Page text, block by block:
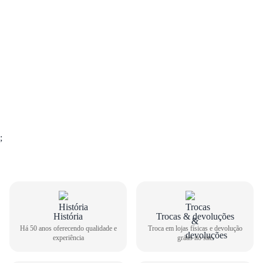
GUIA DE TAMANHOS
Babuche Infantil Grendene Masculino Sonic Speed 25
;
História
Há 50 anos oferecendo qualidade e
experiência
Trocas & devoluções
Troca em lojas físicas e devolução
grátis no site